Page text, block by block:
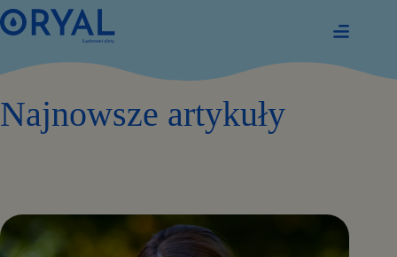
Przejdź
do
treści
Najnowsze artykuły